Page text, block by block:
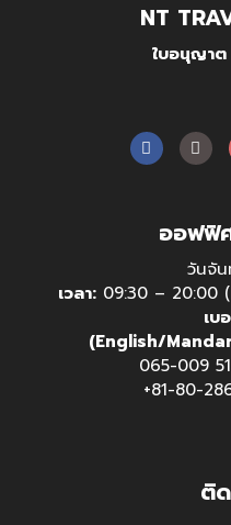
NT
ใบอนุญาต
ออฟฟิ
วันจั
เวลา: 09:30 – 20:00
เบ
(English/
065-009
+81-80-
ติ